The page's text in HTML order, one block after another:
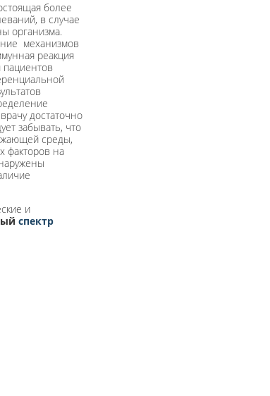
более
в случае
организма.
механизмов
реакция
пациентов
достаточно
забывать, что
среды,
факторов на
и
спектр